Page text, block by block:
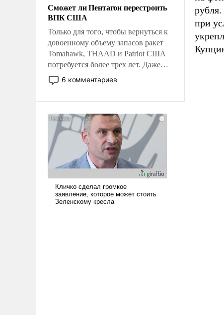
Сможет ли Пентагон перестроить
ВПК США
Только для того, чтобы вернуться к
довоенному объему запасов ракет
Tomahawk, THAAD и Patriot США
потребуется более трех лет. Даже
небольшая война с Ираном
опустошила американские
уязвимости США, например, перед
Китаем.
6 комментариев
при